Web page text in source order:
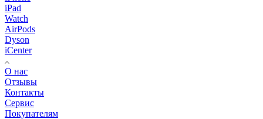
iPad
Watch
AirPods
Dyson
iCenter
О нас
Отзывы
Контакты
Сервис
Покупателям